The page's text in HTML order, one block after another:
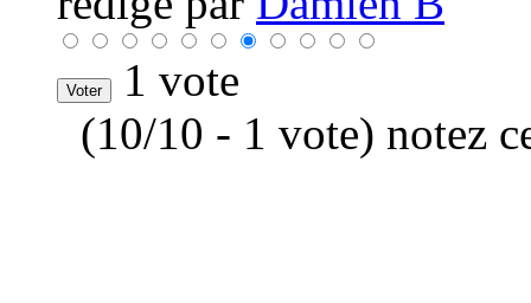
1 vote
(10/10 - 1 vote) notez